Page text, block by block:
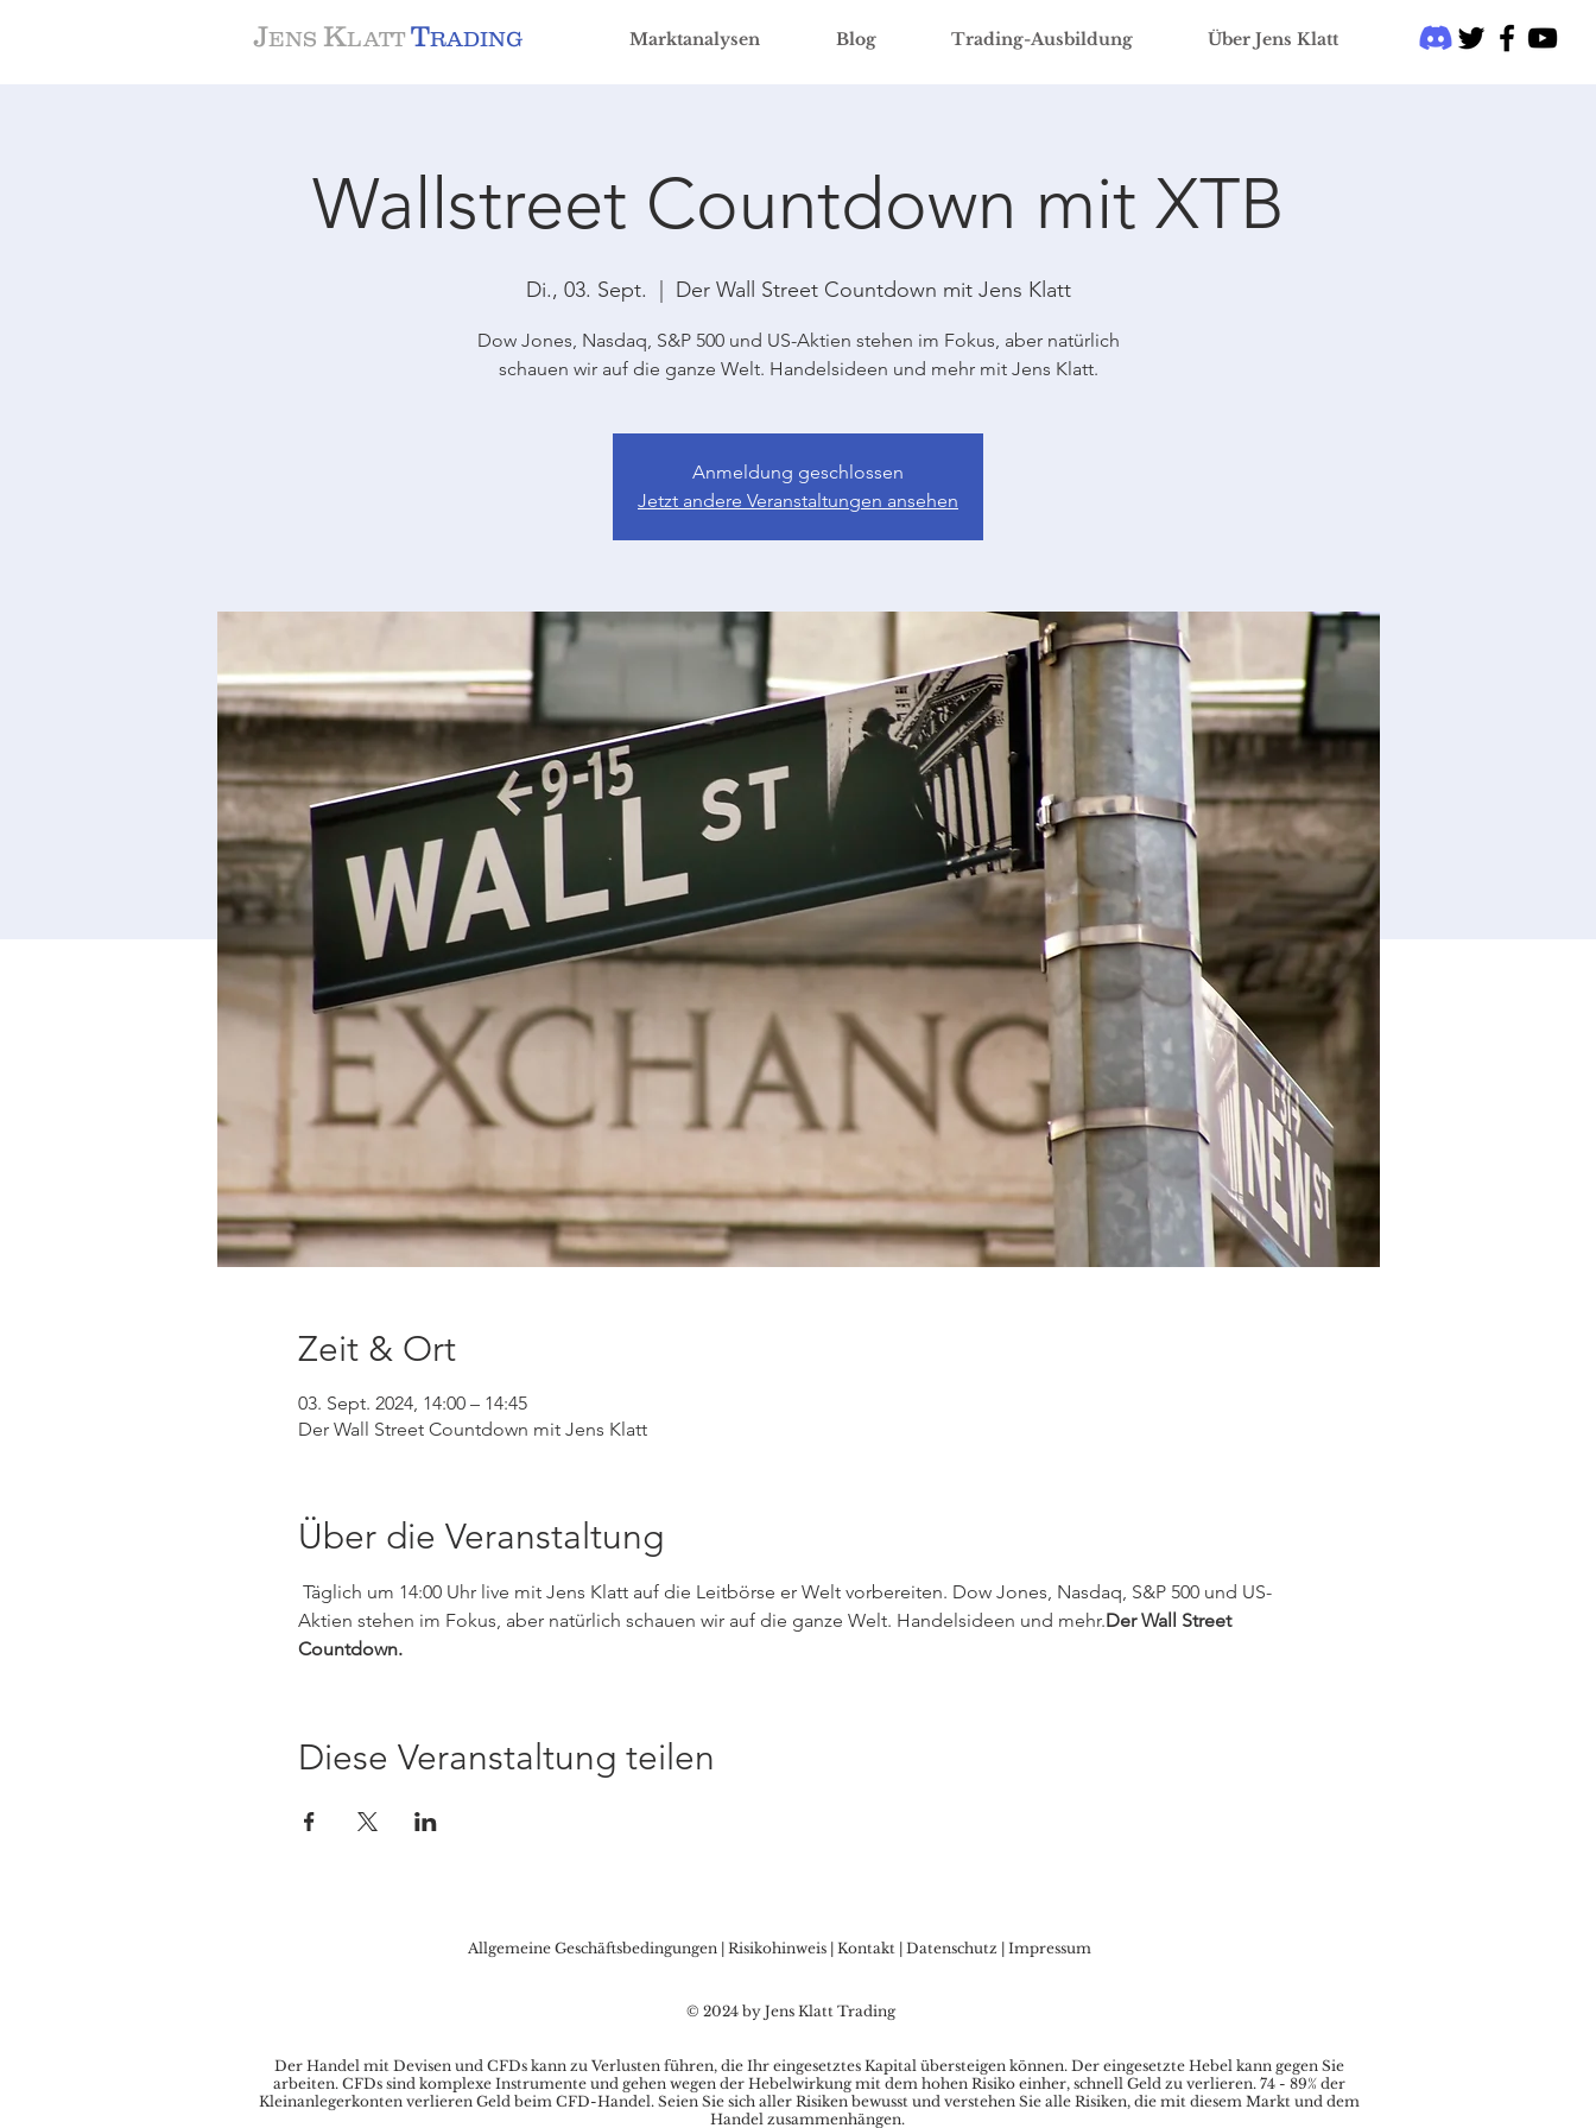
JENS KLATT TRADING Marktanalysen Blog Trading-Ausbildung Über Jens Klatt
Wallstreet Countdown mit XTB
Di., 03. Sept. Der Wall Street Countdown mit Jens Klatt
Dow Jones, Nasdaq, S&P 500 und US-Aktien stehen im Fokus, aber natürlich
schauen wir auf die ganze Welt. Handelsideen und mehr mit Jens Klatt.
Anmeldung geschlossen
Jetzt andere Veranstaltungen ansehen
Zeit & Ort
03. Sept. 2024, 14:00 – 14:45
Der Wall Street Countdown mit Jens Klatt
Über die Veranstaltung
Aktien stehen im Fokus, aber natürlich schauen wir auf die ganze Welt. Handelsideen und mehr.Der Wall Street
Countdown.
Diese Veranstaltung teilen
Allgemeine Geschäftsbedingungen | Risikohinweis | Kontakt | Datenschutz | Impressum
© 2024 by Jens Klatt Trading
Der Handel mit Devisen und CFDs kann zu Verlusten führen, die Ihr eingesetztes Kapital übersteigen können. Der eingesetzte Hebel kann gegen Sie
arbeiten. CFDs sind komplexe Instrumente und gehen wegen der Hebelwirkung mit dem hohen Risiko einher, schnell Geld zu verlieren. 74 - 89% der
Kleinanlegerkonten verlieren Geld beim CFD-Handel. Seien Sie sich aller Risiken bewusst und verstehen Sie alle Risiken, die mit diesem Markt und dem
Handel zusammenhängen.